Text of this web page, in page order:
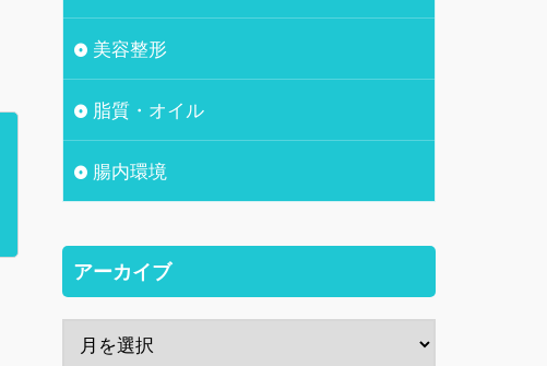
美容整形
脂質・オイル
腸内環境
アーカイブ